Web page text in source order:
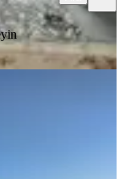
Geniş